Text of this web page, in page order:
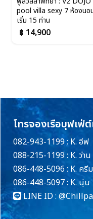
pool villa sexy 7 ห้องนอ
เริ่ม 15 ท่าน
฿ 14,900
โทรจองเรือบุฟเฟ่ต์
082-943-1199 : K. อีฟ
088-215-1199 : K. ว่าน
086-448-5096 : K. ครีม
086-448-5097 : K. นุ่น
LINE ID :